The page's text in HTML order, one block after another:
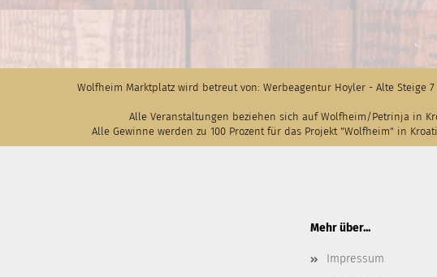
Wolfheim Marktplatz wird betreut von: Werbeagentur Hoyler - Alte Steige 7
Alle Veranstaltungen beziehen sich auf Wolfheim/Petrinja in
Alle Gewinne werden zu 100 Prozent für das Projekt "Wolfheim" in
Mehr über...
Impressum